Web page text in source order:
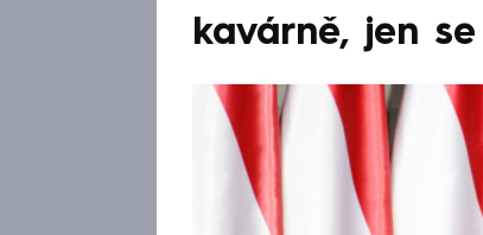
kavárně, jen